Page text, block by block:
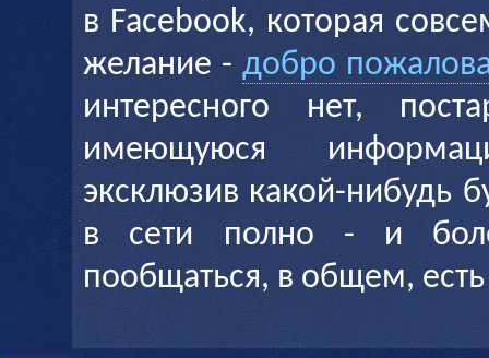
в Facebook, которая
желание -добро
интересного нет,
имеющуюся
эксклюзив какой-нибудь
в сети полно - и
пообщаться, в общем,